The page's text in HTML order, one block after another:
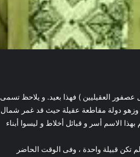
العقيليين ) فهذا بعيد. و يلاحظ تسمى
دولة مقاطعة عقيلة حيث قد غمر شمال
الاسم أسر و قبائل أخلاط و ليسوا أبناء
تكن قبيلة واحدة ، وفى الوقت الحاضر